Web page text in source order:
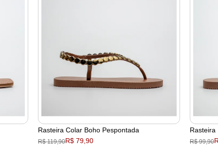
Rasteira Colar Boho Pespontada
R$ 119,90R$ 79,90
Rasteira
R$ 99,90